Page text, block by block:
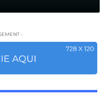
-